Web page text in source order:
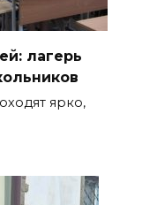
лагерь
ярко,